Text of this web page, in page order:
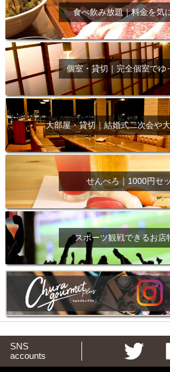
食べ飲み放題｜料金を気
個室・貸切｜完全個室でゆ
大部屋・貸切｜結婚式二次会や
せんべろ｜1000円セ
スポーツ観戦できるお店
SNS
accounts